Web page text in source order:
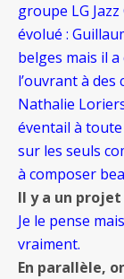
groupe LG
évolué :
belges mais il
l’ouvrant à
Nathalie
éventail à
sur les seuls
à composer
Il y a un projet
Je le pense
vraiment.
En parallèle,